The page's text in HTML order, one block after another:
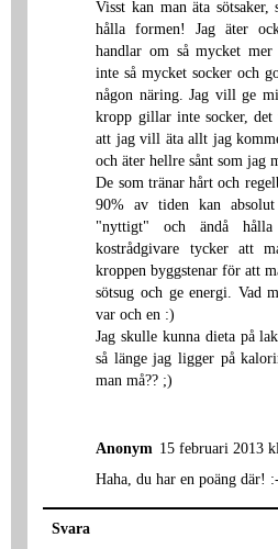
Visst kan man äta sötsaker,
hålla formen! Jag äter
handlar om så mycket mer
inte så mycket socker och
någon näring. Jag vill ge
kropp gillar inte socker,
att jag vill äta allt jag
och äter hellre sånt som jag
De som tränar hårt och
90% av tiden kan
"nyttigt" och ändå
kostrådgivare tycker att
kroppen byggstenar för att
sötsug och ge energi. Vad
var och en :)
Jag skulle kunna dieta på
så länge jag ligger på
man må?? ;)
Anonym 15 februari 2013
Haha, du har en poäng där!
Svara